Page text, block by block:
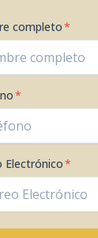
completo*
*
Electrónico*